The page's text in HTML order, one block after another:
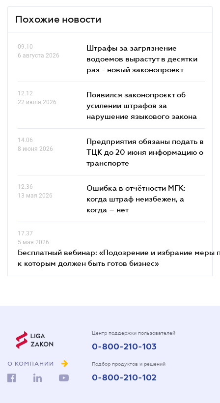
Похожие новости
09.10
6 августа 2026
Штрафы за загрязнение
водоемов вырастут в десятки
раз - новый законопроект
12.12
22 июля 2026
Появился законопроєкт об
усилении штрафов за
нарушение языкового закона
14.06
8 июня 2026
Предприятия обязаны подать в
ТЦК до 20 июня информацию о
транспорте
12.36
13 мая 2026
Ошибка в отчётности МГК:
когда штраф неизбежен, а
когда – нет
17.37
5 мая 2026
Бесплатный вебинар: «Подозрение и избрание меры
к которым должен быть готов бизнес»
О КОМПАНИИ
Центр поддержки пользователей
0-800-210-103
Подбор продуктов и решений
0-800-210-102